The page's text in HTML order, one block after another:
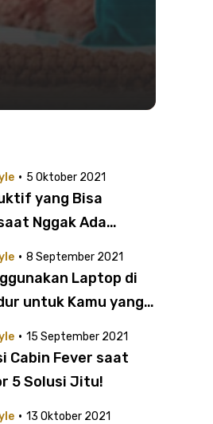
· 5 Oktober 2021
yang Bisa
Nggak Ada
· 8 September 2021
Laptop di
untuk Kamu yang
· 15 September 2021
Cabin Fever saat
5 Solusi Jitu!
· 13 Oktober 2021